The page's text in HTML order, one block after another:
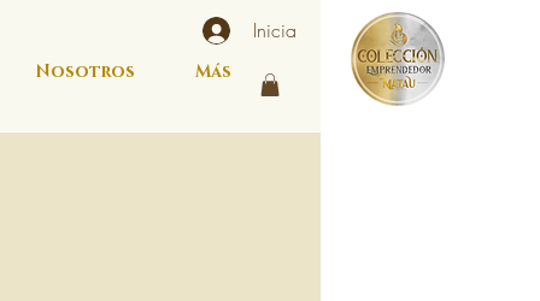
Nosotros Más
Inicia